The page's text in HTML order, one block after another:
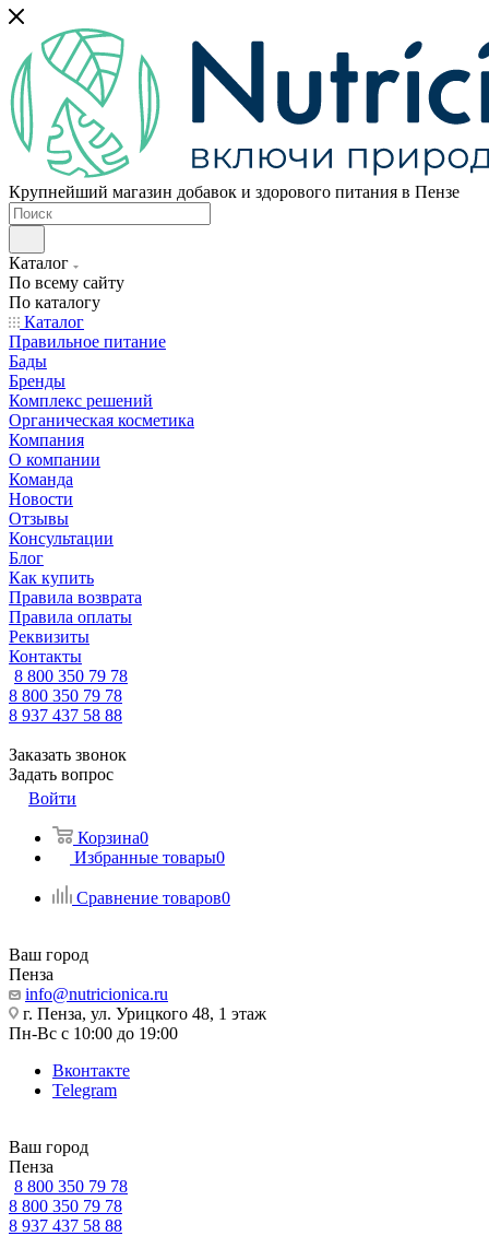
Крупнейший магазин добавок и здорового питания в Пензе
Каталог
По всему сайту
По каталогу
Каталог
Правильное питание
Бады
Бренды
Комплекс решений
Органическая косметика
Компания
О компании
Команда
Новости
Отзывы
Консультации
Блог
Как купить
Правила возврата
Правила оплаты
Реквизиты
Контакты
8 800 350 79 78
8 800 350 79 78
8 937 437 58 88
Заказать звонок
Задать вопрос
Войти
Корзина0
Избранные товары0
Сравнение товаров0
Ваш город
Пенза
info@nutricionica.ru
г. Пенза, ул. Урицкого 48, 1 этаж
Пн-Вс с 10:00 до 19:00
Вконтакте
Telegram
Ваш город
Пенза
8 800 350 79 78
8 800 350 79 78
8 937 437 58 88